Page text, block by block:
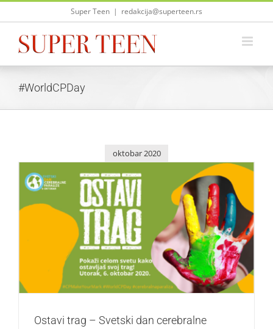
Skip
Super Teen | redakcija@superteen.rs
#WorldCPDay
oktobar 2020
Ostavi trag – Svetski dan cerebralne paralize
Život i zabava
Ostavi trag – Svetski dan cerebralne